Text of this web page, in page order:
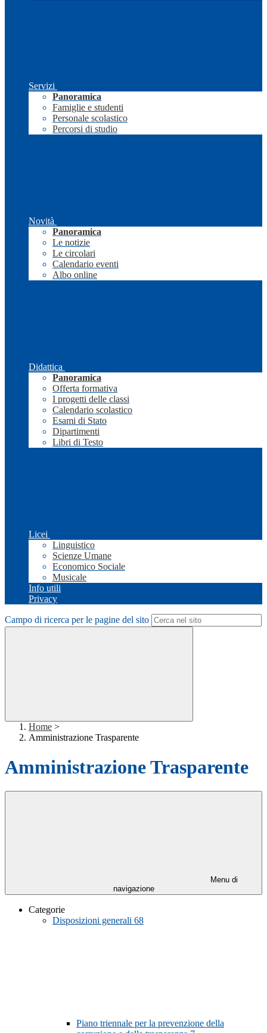
Servizi
Panoramica
Famiglie e studenti
Personale scolastico
Percorsi di studio
Novità
Panoramica
Le notizie
Le circolari
Calendario eventi
Albo online
Didattica
Panoramica
Offerta formativa
I progetti delle classi
Calendario scolastico
Esami di Stato
Dipartimenti
Libri di Testo
Licei
Linguistico
Scienze Umane
Economico Sociale
Musicale
Info utili
Privacy
Campo di ricerca per le pagine del sito
Home >
Amministrazione Trasparente
Amministrazione Trasparente
Menu di
navigazione
Categorie
Disposizioni generali 68
Piano triennale per la prevenzione della